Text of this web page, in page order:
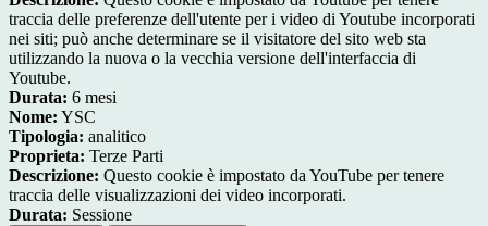
traccia delle preferenze dell'utente per i video di Youtube incorporati
nei siti; può anche determinare se il visitatore del sito web sta
utilizzando la nuova o la vecchia versione dell'interfaccia di
Youtube.
Durata: 6 mesi
Nome: YSC
Tipologia: analitico
Proprieta: Terze Parti
Descrizione: Questo cookie è impostato da YouTube per tenere
traccia delle visualizzazioni dei video incorporati.
Durata: Sessione